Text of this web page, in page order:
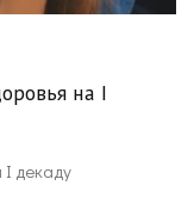
на I
I декаду